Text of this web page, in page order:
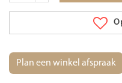
Plan een winkel afspraak